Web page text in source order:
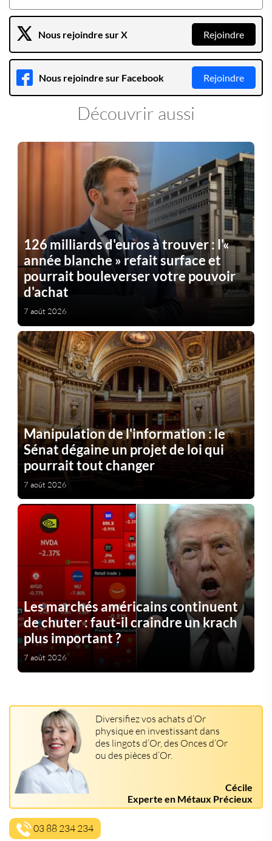
Nous rejoindre sur X Rejoindre
Nous rejoindre sur Facebook Rejoindre
Découvrir aussi
126 milliards d'euros à trouver : l'«
année blanche » refait surface et
pourrait bouleverser votre pouvoir
d'achat
7 août 2026
Manipulation de l'information : le
Sénat dégaine un projet de loi qui
pourrait tout changer
7 août 2026
Les marchés américains continuent
de chuter : faut-il craindre un krach
plus important ?
7 août 2026
Diversifiez vos achats d’Or
physique en investissant dans
des lingots d’Or, des Onces d’Or
ou des pièces d’Or.
Cécile
Experte en Métaux Précieux
03 88 234 234